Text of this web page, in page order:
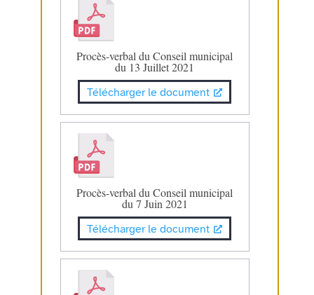
Procès-verbal du Conseil municipal
du 13 Juillet 2021
Télécharger le document
Procès-verbal du Conseil municipal
du 7 Juin 2021
Télécharger le document